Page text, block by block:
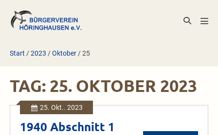
Inhalt
springen
Suche-
Start /2023 /Oktober/25
TAG: 25. OKTOBER 2023
25. Okt.. 2023
1940 Abschnitt 1